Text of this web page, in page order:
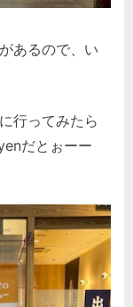
あるので、い
行ってみたら
だとぉーー